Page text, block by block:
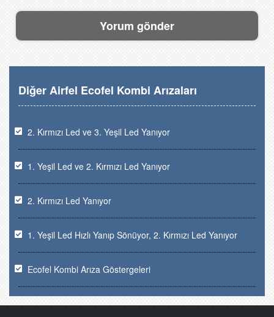
Diğer Airfel Ecofel Kombi Arızaları
2. Kırmızı Led ve 3. Yeşil Led Yanıyor
1. Yeşil Led ve 2. Kırmızı Led Yanıyor
2. Kırmızı Led Yanıyor
1. Yeşil Led Hızlı Yanıp Sönüyor, 2. Kırmızı Led Yanıyor
Ecofel Kombi Arıza Göstergeleri